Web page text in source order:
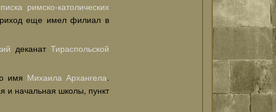
римско-католических
еще имел филиал в
деканат Тираспольской
имя Михаила Архангела.
и начальная школы, пункт